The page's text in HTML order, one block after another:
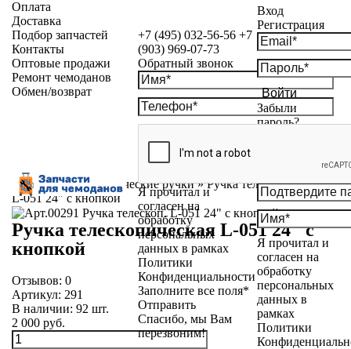
+7 (495) 032-56-56 +7
(903) 969-07-73
Обратный звонок
Я прочитал и
согласен на
обработку
персональных
данных в рамках
Политики
Конфиденциальности
Заполните все поля*
Отправить
Спасибо, мы Вам
перезвоним!
Вход
Регистрация
Войти
Забыли
пароль?
Я прочитал и
согласен на
обработку
персональных
данных в
рамках
Политики
Оплата
Доставка
Подбор запчастей
Контакты
Оптовые продажи
Ремонт чемоданов
Обмен/возврат
Каталог»Телескопические ручки»Ручка телескопическая
L-051 24" с кнопкой
Ручка телескопическая L-051 24" с
кнопкой
Отзывов: 0
Артикул: 291
В наличии: 92 шт.
2 000 руб.